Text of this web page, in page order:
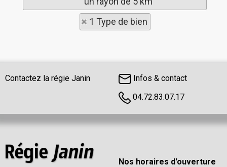
1 Type de bien
Contactez la régie Janin
Infos & contact
04.72.83.07.17
Nos horaires d'ouverture